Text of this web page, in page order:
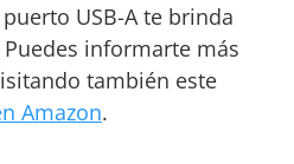
USB-A te brinda
informarte más
también este
Amazon.